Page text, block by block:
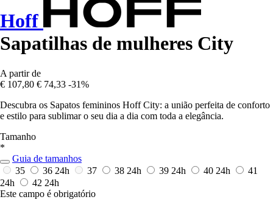
Hoff
Sapatilhas de mulheres City
A partir de
€ 107,80 € 74,33 -31%
Descubra os Sapatos femininos Hoff City: a união perfeita de conforto
e estilo para sublimar o seu dia a dia com toda a elegância.
Tamanho
*
Guia de tamanhos
35
36 24h 37 38 24h 39 24h 40 24h
41
24h
42 24h
Este campo é obrigatório